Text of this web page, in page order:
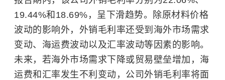
19.44%和18.69%，呈下滑趋势。除原材料价格
波动的影响外，外销毛利率还受到海外市场需求
变动、海运费波动以及汇率波动等因素的影响。
未来，若海外市场需求下降或贸易壁垒增加，海
运费和汇率发生不利变动，公司外销毛利率将面